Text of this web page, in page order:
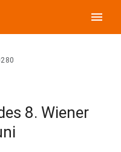
menu
8. Wiener